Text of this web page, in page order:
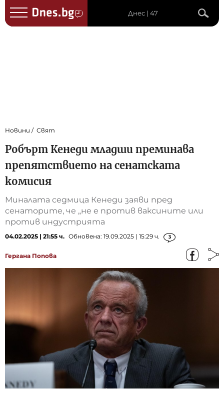
Днес | 47
Новини Свят
Робърт Кенеди младши преминава
препятствието на сенатската
комисия
Миналата седмица Кенеди заяви пред
сенаторите, че „не е против ваксините или
против индустрията
04.02.2025 | 21:55 ч. Обновена: 19.09.2025 | 15:29 ч. 3
Гергана Попова